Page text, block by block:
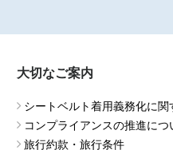
大切なご案内
シートベルト着用義務化に関
コンプライアンスの推進につ
旅行約款・旅行条件